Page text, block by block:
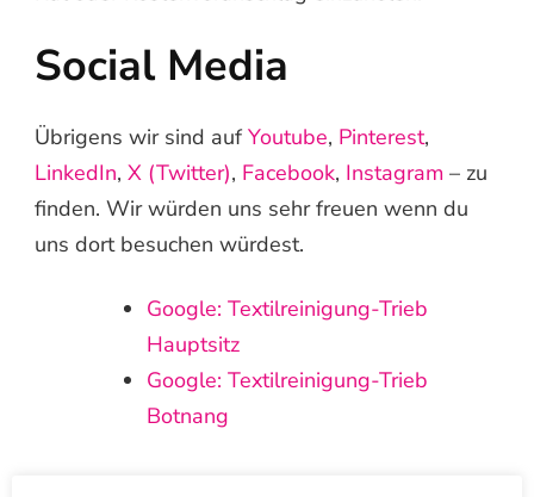
Social Media
Übrigens wir sind auf Youtube, Pinterest,
LinkedIn, X (Twitter), Facebook, Instagram – zu
finden. Wir würden uns sehr freuen wenn du
uns dort besuchen würdest.
Google: Textilreinigung-Trieb
Hauptsitz
Google: Textilreinigung-Trieb
Botnang